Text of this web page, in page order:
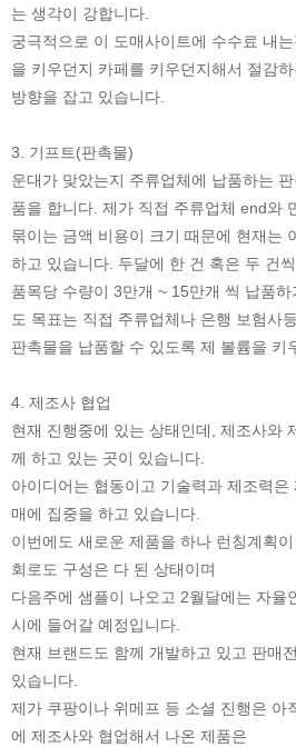
는 생각이 강합니다.
궁극적으로 이 도매사이트에 수수료 내
을 키우던지 카페를 키우던지해서 절감
방향을 잡고 있습니다.
3. 기프트(판촉물)
운대가 맞았는지 주류업체에 납품하는
품을 합니다. 제가 직접 주류업체 end와
묶이는 금액 비용이 크기 때문에 현재는
하고 있습니다. 두달에 한 건 혹은 두 건
품목당 수량이 3만개 ~ 15만개 씩 납품
도 목표는 직접 주류업체나 은행 보험사
판촉물을 납품할 수 있도록 제 볼륨을 키
4. 제조사 협업
현재 진행중에 있는 상태인데, 제조사와
께 하고 있는 곳이 있습니다.
아이디어는 협동이고 기술력과 제조력
매에 집중을 하고 있습니다.
이번에도 새로운 제품을 하나 런칭계획
회로도 구성은 다 된 상태이며
다음주에 샘플이 나오고 2월달에는 자율
시에 들어갈 예정입니다.
현재 브랜드도 함께 개발하고 있고 판매
있습니다.
제가 쿠팡이나 위메프 등 소셜 진행은 아
에 제조사와 협업해서 나온 제품은